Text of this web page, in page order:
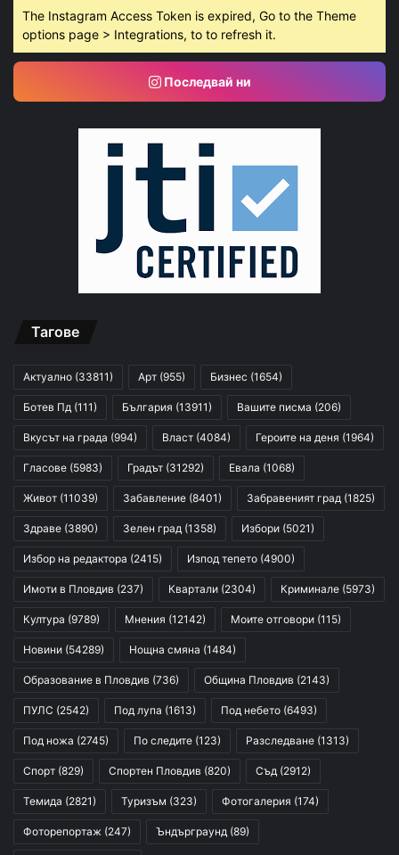
The Instagram Access Token is expired, Go to the Theme
options page > Integrations, to to refresh it.
Последвай ни
Тагове
Актуално (33811) Арт (955) Бизнес (1654)
Ботев Пд (111) България (13911) Вашите писма (206)
Вкусът на града (994) Власт (4084) Героите на деня (1964)
Гласове (5983) Градът (31292) Евала (1068)
Живот (11039) Забавление (8401) Забравеният град (1825)
Здраве (3890) Зелен град (1358) Избори (5021)
Избор на редактора (2415) Изпод тепето (4900)
Имоти в Пловдив (237) Квартали (2304) Криминале (5973)
Култура (9789) Мнения (12142) Моите отговори (115)
Новини (54289) Нощна смяна (1484)
Образование в Пловдив (736) Община Пловдив (2143)
ПУЛС (2542) Под лупа (1613) Под небето (6493)
Под ножа (2745) По следите (123) Разследване (1313)
Спорт (829) Спортен Пловдив (820) Съд (2912)
Темида (2821) Туризъм (323) Фотогалерия (174)
Фоторепортаж (247) Ъндърграунд (89)